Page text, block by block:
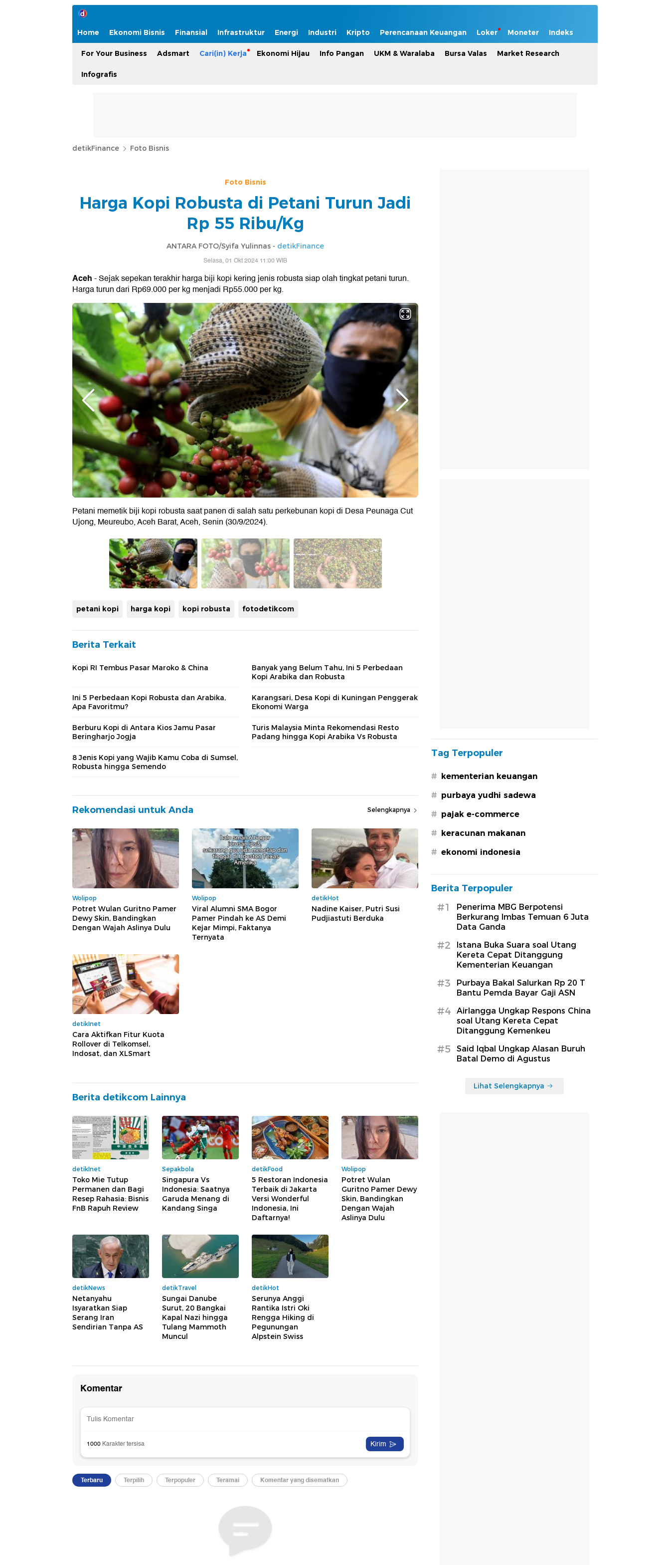
Home Ekonomi Bisnis Finansial Infrastruktur Energi Industri Kripto Perencanaan Keuangan Loker Moneter Indeks
For Your Business Adsmart Cari(in) Kerja Ekonomi Hijau Info Pangan UKM & Waralaba Bursa Valas Market Research
Infografis
detikFinance Foto Bisnis
Foto Bisnis
Harga Kopi Robusta di Petani Turun Jadi
Rp 55 Ribu/Kg
ANTARA FOTO/Syifa Yulinnas - detikFinance
Selasa, 01 Okt 2024 11:00 WIB
Aceh- Sejak sepekan terakhir harga biji kopi kering jenis robusta siap olah tingkat petani turun.
Harga turun dari Rp69.000 per kg menjadi Rp55.000 per kg.
Petani memetik biji kopi robusta saat panen di salah satu perkebunan kopi di Desa Peunaga Cut
Ujong, Meureubo, Aceh Barat, Aceh, Senin (30/9/2024).
petani kopi harga kopi kopi robusta fotodetikcom
Berita Terkait
Kopi RI Tembus Pasar Maroko & China
Banyak yang Belum Tahu, Ini 5 Perbedaan
Kopi Arabika dan Robusta
Ini 5 Perbedaan Kopi Robusta dan Arabika,
Apa Favoritmu?
Karangsari, Desa Kopi di Kuningan Penggerak
Ekonomi Warga
Berburu Kopi di Antara Kios Jamu Pasar
Beringharjo Jogja
Turis Malaysia Minta Rekomendasi Resto
Padang hingga Kopi Arabika Vs Robusta
8 Jenis Kopi yang Wajib Kamu Coba di Sumsel,
Robusta hingga Semendo
Rekomendasi untuk Anda Selengkapnya
Wolipop
Potret Wulan Guritno Pamer
Dewy Skin, Bandingkan
Dengan Wajah Aslinya Dulu
Wolipop
Viral Alumni SMA Bogor
Pamer Pindah ke AS Demi
Kejar Mimpi, Faktanya
Ternyata
detikHot
Nadine Kaiser, Putri Susi
Pudjiastuti Berduka
detikInet
Cara Aktifkan Fitur Kuota
Rollover di Telkomsel,
Indosat, dan XLSmart
Berita detikcom Lainnya
detikInet
Toko Mie Tutup
Permanen dan Bagi
Resep Rahasia: Bisnis
FnB Rapuh Review
Sepakbola
Singapura Vs
Indonesia: Saatnya
Garuda Menang di
Kandang Singa
detikFood
5 Restoran Indonesia
Terbaik di Jakarta
Versi Wonderful
Indonesia, Ini
Daftarnya!
Wolipop
Potret Wulan
Guritno Pamer Dewy
Skin, Bandingkan
Dengan Wajah
Aslinya Dulu
detikNews
Netanyahu
Isyaratkan Siap
Serang Iran
Sendirian Tanpa AS
detikTravel
Sungai Danube
Surut, 20 Bangkai
Kapal Nazi hingga
Tulang Mammoth
Muncul
detikHot
Serunya Anggi
Rantika Istri Oki
Rengga Hiking di
Pegunungan
Alpstein Swiss
Tag Terpopuler
# kementerian keuangan
# purbaya yudhi sadewa
# pajak e-commerce
# keracunan makanan
# ekonomi indonesia
Berita Terpopuler
#1
Penerima MBG Berpotensi
Berkurang Imbas Temuan 6 Juta
Data Ganda
#2
Istana Buka Suara soal Utang
Kereta Cepat Ditanggung
Kementerian Keuangan
#3
Purbaya Bakal Salurkan Rp 20 T
Bantu Pemda Bayar Gaji ASN
#4
Airlangga Ungkap Respons China
soal Utang Kereta Cepat
Ditanggung Kemenkeu
#5
Said Iqbal Ungkap Alasan Buruh
Batal Demo di Agustus
Lihat Selengkapnya